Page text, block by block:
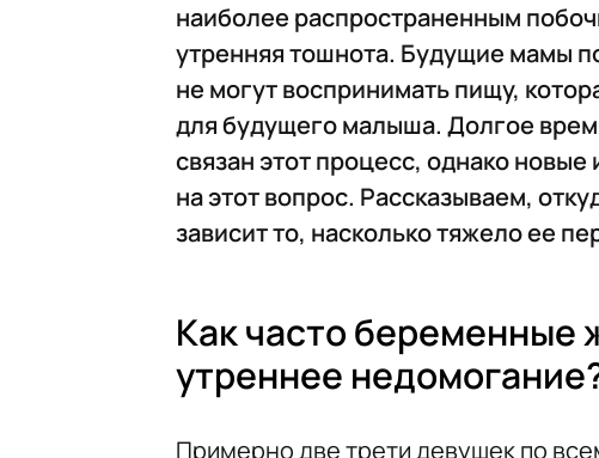
наиболее распространенным
утренняя тошнота. Будущие мамы
не могут воспринимать пищу,
для будущего малыша. Долгое
связан этот процесс, однако
на этот вопрос. Рассказываем,
зависит то, насколько тяжело ее
Как часто
утреннее
Примерно две трети девушек по